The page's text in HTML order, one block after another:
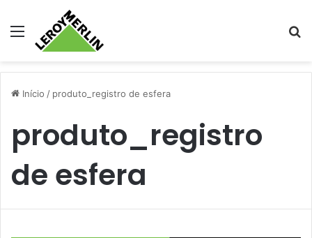
Menu
Início / produto_registro de esfera
produto_registro
de esfera